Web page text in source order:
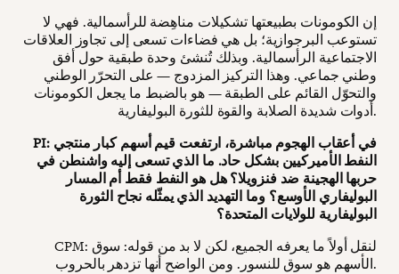
إن الكومونات بطبيعتها تشكيلات مناهِضة للرأسمالية. فهي لا
تستوعب البرجوازية؛ بل هي فضاءات تسعى إلى تجاوز العلاقات
الاجتماعية الرأسمالية. وبذلك تُنشئ وحدة طبقية حول أفق
وطني جماعي. وهذا التركيز المزدوج — على التحرّر الوطني
والتحوّل القائم على الطبقة — هو بالضبط ما يجعل الكومونات
أدوات شديدة الصلابة والقوة للثورة البوليفارية.
PI: في أعقاب الهجوم مباشرة، ارتفعت قيم أسهم كبار منتجي
النفط الأميركيين بشكل حاد. ما الذي تسعى إليه واشنطن في
حربها الهجينة ضد فنزويلا؟ هل هو النفط فقط أم المسار
البوليفاري الأوسع؟ وما التهديد الذي يمثّله نجاح الثورة
البوليفارية للولايات المتحدة؟
CPM: لنقل أولاً ما يعرفه الجميع، لكن لا بد من قوله: سوق
الأسهم هو سوق للنسور. ومن الواضح أنها تزدهر بالحروب.